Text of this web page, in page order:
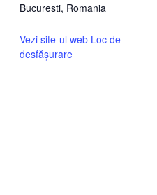
Bucuresti, Romania
Vezi site-ul web Loc de
desfășurare